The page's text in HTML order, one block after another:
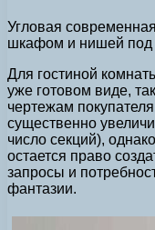
Угловая
шкафом и нишей под
Для гостиной
уже готовом виде,
чертежам
существенно
число секций),
остается право
запросы и
фантазии.